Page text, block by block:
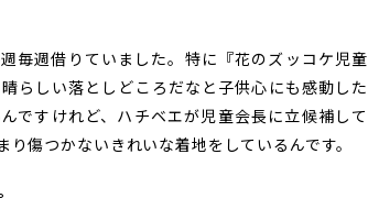
毎週借りていました。特に『花のズッコケ児童
らしい落としどころだなと子供心にも感動した
ですけれど、ハチベエが児童会長に立候補して
傷つかないきれいな着地をしているんです。